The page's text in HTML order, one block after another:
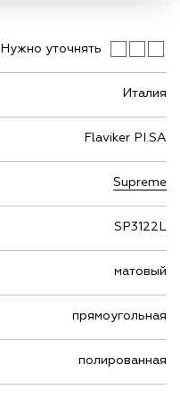
Нужно уточнять
Италия
Flaviker PI.SA
Supreme
SP3122L
матовый
прямоугольная
полированная